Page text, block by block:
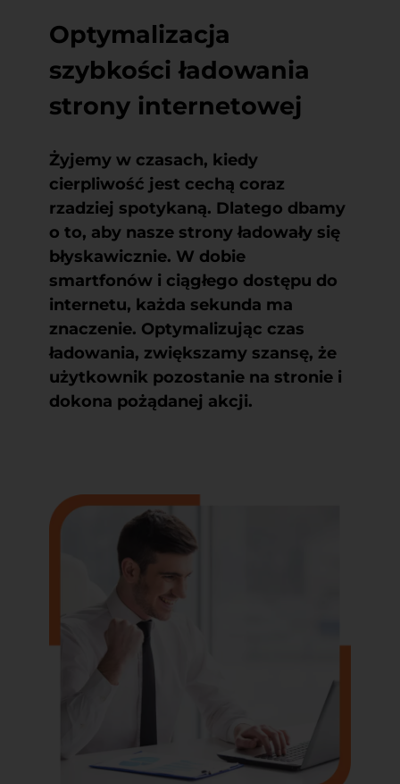
Optymalizacja
szybkości ładowania
strony internetowej
Żyjemy w czasach, kiedy
cierpliwość jest cechą coraz
rzadziej spotykaną. Dlatego dbamy
o to, aby nasze strony ładowały się
błyskawicznie. W dobie
smartfonów i ciągłego dostępu do
internetu, każda sekunda ma
znaczenie. Optymalizując czas
ładowania, zwiększamy szansę, że
użytkownik pozostanie na stronie i
dokona pożądanej akcji.